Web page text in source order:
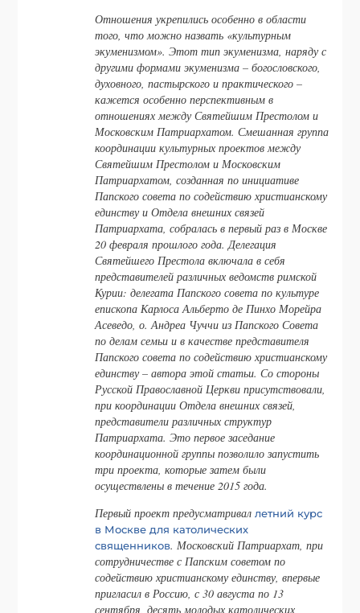
Отношения укрепились особенно в области
того, что можно назвать «культурным
экуменизмом». Этот тип экуменизма, наряду с
другими формами экуменизма – богословского,
духовного, пастырского и практического –
кажется особенно перспективным в
отношениях между Святейшим Престолом и
Московским Патриархатом. Смешанная группа
координации культурных проектов между
Святейшим Престолом и Московским
Патриархатом, созданная по инициативе
Папского совета по содействию христианскому
единству и Отдела внешних связей
Патриархата, собралась в первый раз в Москве
20 февраля прошлого года. Делегация
Святейшего Престола включала в себя
представителей различных ведомств римской
Курии: делегата Папского совета по культуре
епископа Карлоса Альберто де Пинхо Морейра
Асеведо, о. Андреа Чуччи из Папского Совета
по делам семьи и в качестве представителя
Папского совета по содействию христианскому
единству – автора этой статьи. Со стороны
Русской Православной Церкви присутствовали,
при координации Отдела внешних связей,
представители различных структур
Патриархата. Это первое заседание
координационной группы позволило запустить
три проекта, которые затем были
осуществлены в течение 2015 года.
Первый проект предусматривал летний курс
в Москве для католических
священников. Московский Патриархат, при
сотрудничестве с Папским советом по
содействию христианскому единству, впервые
пригласил в Россию, с 30 августа по 13
сентября, десять молодых католических